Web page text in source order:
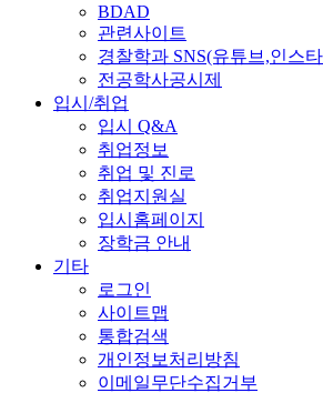
BDAD
관련사이트
경찰학과 SNS(유튜브,인스
전공학사공시제
입시/취업
입시 Q&A
취업정보
취업 및 진로
취업지원실
입시홈페이지
장학금 안내
기타
로그인
사이트맵
통합검색
개인정보처리방침
이메일무단수집거부